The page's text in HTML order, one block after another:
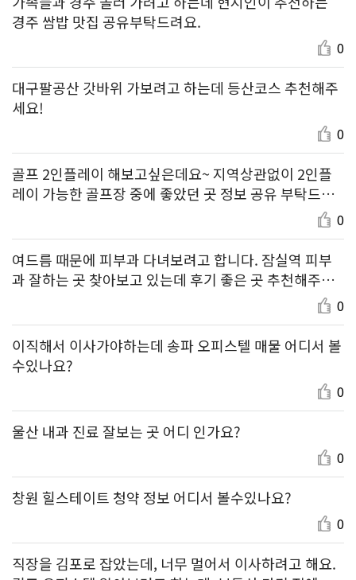
경주 쌈밥 맛집 공유부탁드려요.
0
대구팔공산 갓바위 가보려고 하는데 등산코스 추천해주
세요!
0
골프 2인플레이 해보고싶은데요~ 지역상관없이 2인플
레이 가능한 골프장 중에 좋았던 곳 정보 공유 부탁드려
0
여드름 때문에 피부과 다녀보려고 합니다. 잠실역 피부
과 잘하는 곳 찾아보고 있는데 후기 좋은 곳 추천해주세
0
이직해서 이사가야하는데 송파 오피스텔 매물 어디서 볼
수있나요?
0
울산 내과 진료 잘보는 곳 어디 인가요?
0
창원 힐스테이트 청약 정보 어디서 볼수있나요?
0
직장을 김포로 잡았는데, 너무 멀어서 이사하려고 해요.